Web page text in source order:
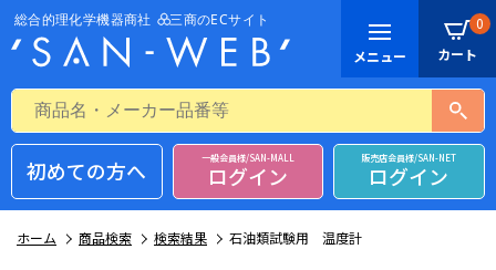
0
初めての方へ 一般会員様/SAN-MALL
ログイン
販売店会員様/SAN-NET
ログイン
ホーム 商品検索 検索結果 石油類試験用 温度計